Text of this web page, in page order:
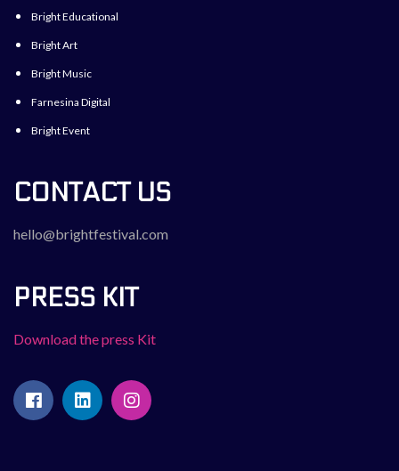
Bright Educational
Bright Art
Bright Music
Farnesina Digital
Bright Event
CONTACT US
hello@brightfestival.com
PRESS KIT
Download the press Kit